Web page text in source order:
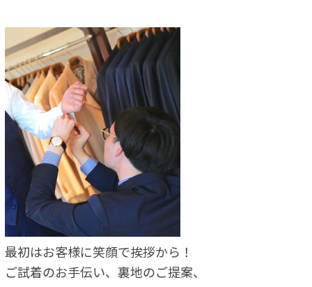
最初はお客様に笑顔で挨拶から！
ご試着のお手伝い、裏地のご提案、